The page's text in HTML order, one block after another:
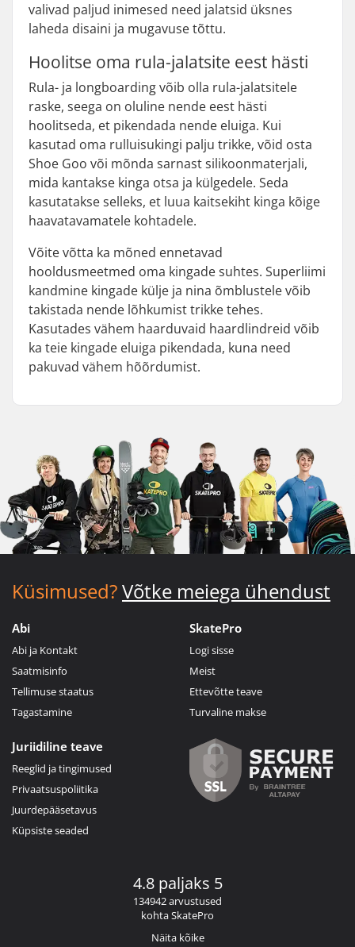
valivad paljud inimesed need jalatsid üksnes
laheda disaini ja mugavuse tõttu.
Hoolitse oma rula-jalatsite eest hästi
Rula- ja longboarding võib olla rula-jalatsitele
raske, seega on oluline nende eest hästi
hoolitseda, et pikendada nende eluiga. Kui
kasutad oma rulluisukingi palju trikke, võid osta
Shoe Goo või mõnda sarnast silikoonmaterjali,
mida kantakse kinga otsa ja külgedele. Seda
kasutatakse selleks, et luua kaitsekiht kinga kõige
haavatavamatele kohtadele.
Võite võtta ka mõned ennetavad
hooldusmeetmed oma kingade suhtes. Superliimi
kandmine kingade külje ja nina õmblustele võib
takistada nende lõhkumist trikke tehes.
Kasutades vähem haarduvaid haardlindreid võib
ka teie kingade eluiga pikendada, kuna need
pakuvad vähem hõõrdumist.
Küsimused?Võtke meiega ühendust
Abi
Abi ja Kontakt
Saatmisinfo
Tellimuse staatus
Tagastamine
SkatePro
Logi sisse
Meist
Ettevõtte teave
Turvaline makse
Juriidiline teave
Reeglid ja tingimused
Privaatsuspoliitika
Juurdepääsetavus
Küpsiste seaded
4.8 paljaks 5
134942 arvustused
kohta SkatePro
Näita kõike